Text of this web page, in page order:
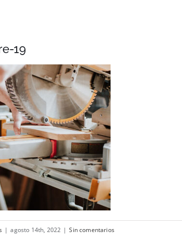
19
| agosto 14th, 2022 | Sin comentarios